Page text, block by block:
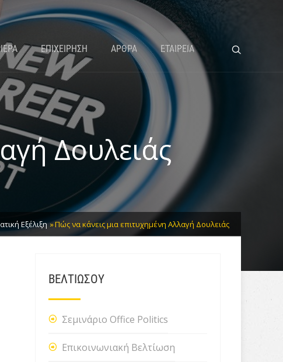
ΕΠΙΧΕΙΡΗΣΗ ΑΡΘΡΑ ΕΤΑΙΡΕΙΑ
Δουλειάς
Εξέλιξη Πώς να κάνεις μια επιτυχημένη Αλλαγή Δουλειάς
ΒΕΛΤΙΩΣΟΥ
Σεμινάριο Office Politics
Επικοινωνιακή Βελτίωση